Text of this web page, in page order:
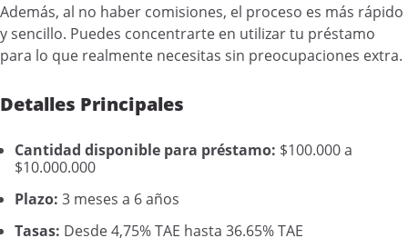
Además, al no haber comisiones, el proceso es más rápido
y sencillo. Puedes concentrarte en utilizar tu préstamo
para lo que realmente necesitas sin preocupaciones extra.
Detalles Principales
Cantidad disponible para préstamo: $100.000 a
$10.000.000
Plazo: 3 meses a 6 años
Tasas: Desde 4,75% TAE hasta 36.65% TAE